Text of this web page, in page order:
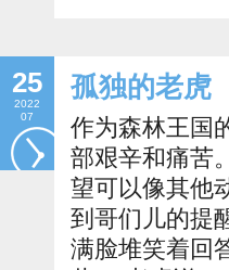
25
2022
07
孤独的老虎
作为森林王国
部艰辛和痛苦
望可以像其他
到哥们儿的提
满脸堆笑着回